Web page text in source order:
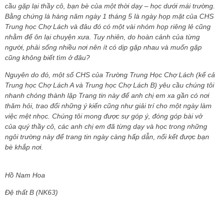
cầu gặp lại thầy cô, bạn bè của một thời dạy – học dưới mái trường.
Bằng chứng là hàng năm ngày 1 tháng 5 là ngày họp mặt của CHS
Trung học Chợ Lách và đâu đó có một vài nhóm họp riêng lẻ cũng
nhằm để ôn lại chuyện xưa. Tuy nhiên, do hoàn cảnh của từng
người, phải sống nhiều nơi nên ít có dịp gặp nhau và muốn gặp
cũng không biết tìm ở đâu?
Nguyên do đó, một số CHS của Trường Trung Học Chợ Lách (kể cả
Trung học Chợ Lách A và Trung học Chợ Lách B) yêu cầu chúng tôi
nhanh chóng thành lập Trang tin này để anh chị em xa gần có nơi
thăm hỏi, trao đổi những ý kiến cũng như giải trí cho một ngày làm
việc mệt nhọc. Chúng tôi mong được sự góp ý, đóng góp bài vở
của quý thầy cô, các anh chị em đã từng dạy và học trong những
ngôi trường này để trang tin ngày càng hấp dẫn, nối kết được bạn
bè khắp nơi.
Hồ Nam Hoa
Đệ thất B (NK63)